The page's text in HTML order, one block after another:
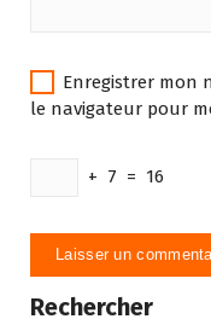
Enregistrer mon
le navigateur pour
+ 7 = 16
Rechercher